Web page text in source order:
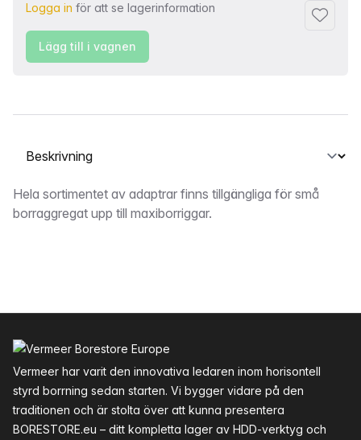
Logga in för att se lagerinformation
Lägg
Lägg till i vagnen
Välj en flik
Beskrivning
Hela sortimentet av adaptrar finns tillgängliga för små
borraggregat upp till maxiborriggar.
Vermeer har varit den innovativa ledaren inom horisontell
styrd borrning sedan starten. Vi bygger vidare på den
traditionen och är stolta över att kunna presentera
BORESTORE.eu – ditt kompletta lager av HDD-verktyg och